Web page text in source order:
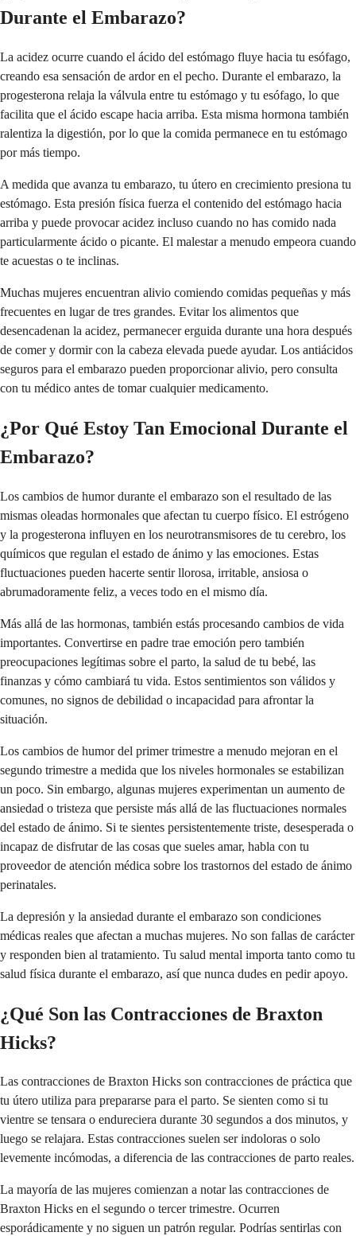
Durante el Embarazo?
La acidez ocurre cuando el ácido del estómago fluye hacia tu esófago,
creando esa sensación de ardor en el pecho. Durante el embarazo, la
progesterona relaja la válvula entre tu estómago y tu esófago, lo que
facilita que el ácido escape hacia arriba. Esta misma hormona también
ralentiza la digestión, por lo que la comida permanece en tu estómago
por más tiempo.
A medida que avanza tu embarazo, tu útero en crecimiento presiona tu
estómago. Esta presión física fuerza el contenido del estómago hacia
arriba y puede provocar acidez incluso cuando no has comido nada
particularmente ácido o picante. El malestar a menudo empeora cuando
te acuestas o te inclinas.
Muchas mujeres encuentran alivio comiendo comidas pequeñas y más
frecuentes en lugar de tres grandes. Evitar los alimentos que
desencadenan la acidez, permanecer erguida durante una hora después
de comer y dormir con la cabeza elevada puede ayudar. Los antiácidos
seguros para el embarazo pueden proporcionar alivio, pero consulta
con tu médico antes de tomar cualquier medicamento.
¿Por Qué Estoy Tan Emocional Durante el
Embarazo?
Los cambios de humor durante el embarazo son el resultado de las
mismas oleadas hormonales que afectan tu cuerpo físico. El estrógeno
y la progesterona influyen en los neurotransmisores de tu cerebro, los
químicos que regulan el estado de ánimo y las emociones. Estas
fluctuaciones pueden hacerte sentir llorosa, irritable, ansiosa o
abrumadoramente feliz, a veces todo en el mismo día.
Más allá de las hormonas, también estás procesando cambios de vida
importantes. Convertirse en padre trae emoción pero también
preocupaciones legítimas sobre el parto, la salud de tu bebé, las
finanzas y cómo cambiará tu vida. Estos sentimientos son válidos y
comunes, no signos de debilidad o incapacidad para afrontar la
situación.
Los cambios de humor del primer trimestre a menudo mejoran en el
segundo trimestre a medida que los niveles hormonales se estabilizan
un poco. Sin embargo, algunas mujeres experimentan un aumento de
ansiedad o tristeza que persiste más allá de las fluctuaciones normales
del estado de ánimo. Si te sientes persistentemente triste, desesperada o
incapaz de disfrutar de las cosas que sueles amar, habla con tu
proveedor de atención médica sobre los trastornos del estado de ánimo
perinatales.
La depresión y la ansiedad durante el embarazo son condiciones
médicas reales que afectan a muchas mujeres. No son fallas de carácter
y responden bien al tratamiento. Tu salud mental importa tanto como tu
salud física durante el embarazo, así que nunca dudes en pedir apoyo.
¿Qué Son las Contracciones de Braxton
Hicks?
Las contracciones de Braxton Hicks son contracciones de práctica que
tu útero utiliza para prepararse para el parto. Se sienten como si tu
vientre se tensara o endureciera durante 30 segundos a dos minutos, y
luego se relajara. Estas contracciones suelen ser indoloras o solo
levemente incómodas, a diferencia de las contracciones de parto reales.
La mayoría de las mujeres comienzan a notar las contracciones de
Braxton Hicks en el segundo o tercer trimestre. Ocurren
esporádicamente y no siguen un patrón regular. Podrías sentirlas con